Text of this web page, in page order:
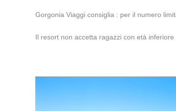
Gorgonia Viaggi consiglia : per il numero
Il resort non accetta ragazzi con età inferiore